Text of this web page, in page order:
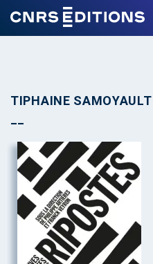
TIPHAINE SAMOYAULT